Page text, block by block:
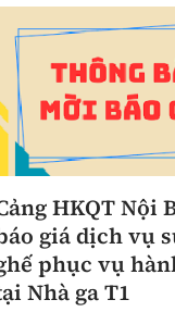
HKQT Nội
giá dịch vụ
phục vụ
Nhà ga T1